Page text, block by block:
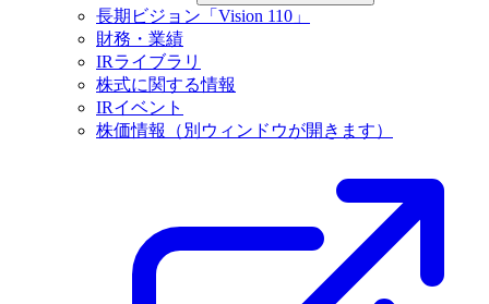
長期ビジョン「Vision 110」
財務・業績
IRライブラリ
株式に関する情報
IRイベント
株価情報
（別ウィンドウが開きます）